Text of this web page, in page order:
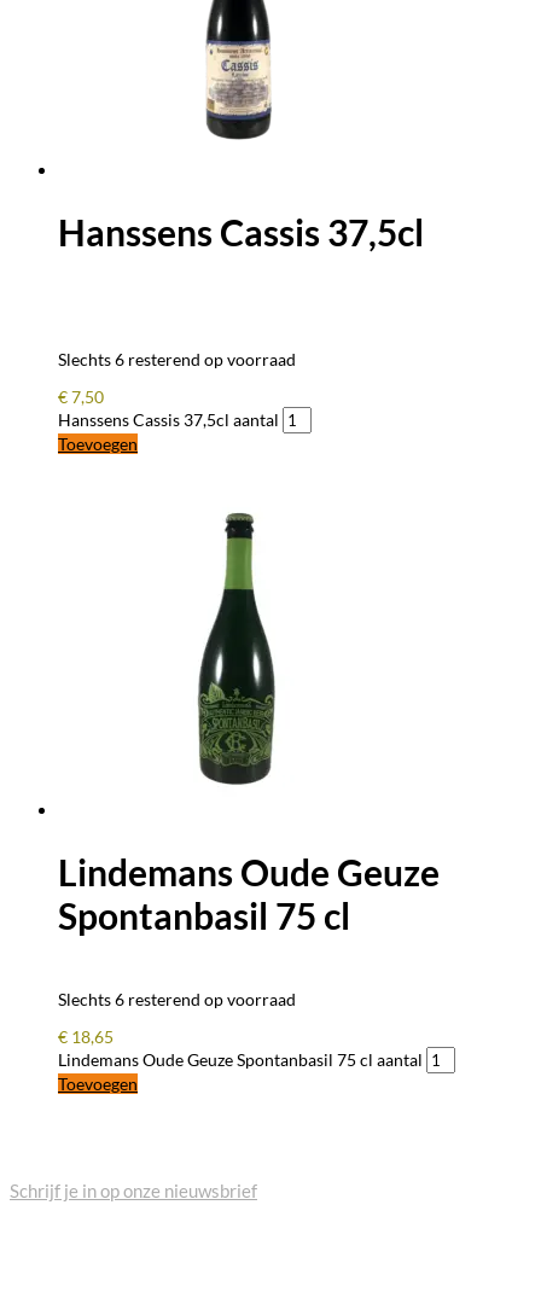
Hanssens Cassis 37,5cl
Slechts 6 resterend op voorraad
€7,50
Hanssens Cassis 37,5cl aantal
Toevoegen
Lindemans Oude Geuze
Spontanbasil 75 cl
Slechts 6 resterend op voorraad
€ 18,65
Lindemans Oude Geuze Spontanbasil 75 cl aantal
Toevoegen
Schrijf je in op onze nieuwsbrief